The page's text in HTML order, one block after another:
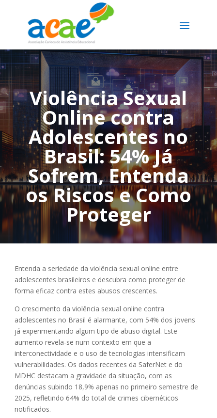
Violência Sexual
Online contra
Adolescentes no
Brasil: 54% Já
Sofrem, Entenda
os Riscos e Como
Proteger
Entenda a seriedade da violência sexual online entre
adolescentes brasileiros e descubra como proteger de
forma eficaz contra estes abusos crescentes.
O crescimento da violência sexual online contra
adolescentes no Brasil é alarmante, com 54% dos jovens
já experimentando algum tipo de abuso digital. Este
aumento revela-se num contexto em que a
interconectividade e o uso de tecnologias intensificam
vulnerabilidades. Os dados recentes da SaferNet e do
MDHC destacam a gravidade da situação, com as
denúncias subindo 18,9% apenas no primeiro semestre de
2025, refletindo 64% do total de crimes cibernéticos
notificados.